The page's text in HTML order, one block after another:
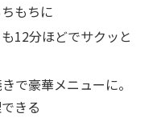
もちに
12分ほどでサクッと
で豪華メニューに。
きる